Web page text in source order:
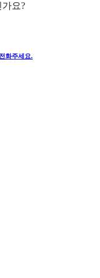
요?
화주세요.